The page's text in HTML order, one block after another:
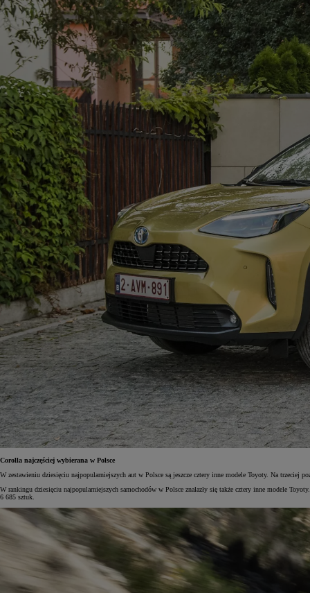
Corolla najczęściej wybierana w Polsce
W zestawieniu dziesięciu najpopularniejszych aut w Polsce są jeszcze cztery inne modele Toyoty. Na trzeciej
W rankingu dziesięciu najpopularniejszych samochodów w Polsce znalazły się także cztery inne modele
6 685 sztuk.